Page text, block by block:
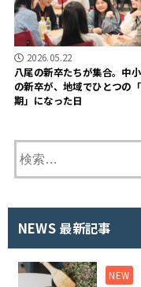
2026.05.22
八尾の新卒たちが集合。中
の新卒が、地域でひとつの
期」になった日
NEWS 最新記事